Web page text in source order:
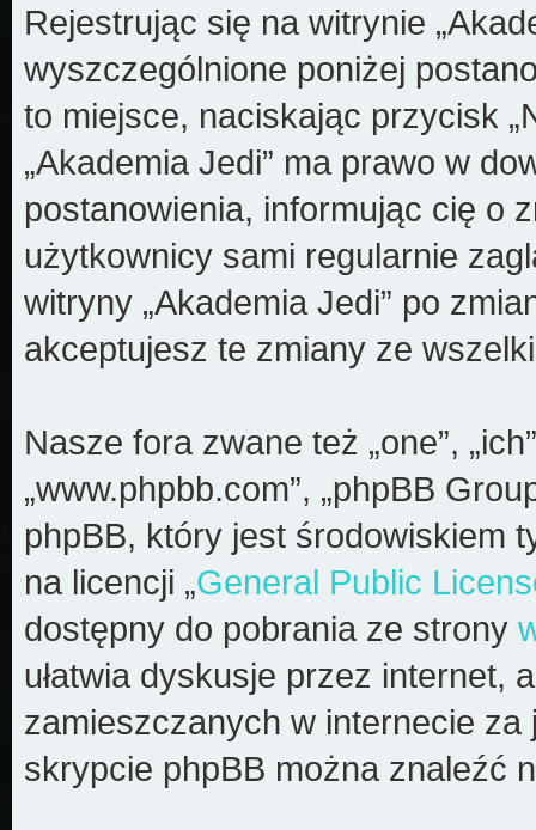
Rejestrując się na witrynie
wyszczególnione poniżej
to miejsce, naciskając przycisk
„Akademia Jedi” ma prawo w
postanowienia, informując cię o
użytkownicy sami regularnie
witryny „Akademia Jedi” po
akceptujesz te zmiany ze
Nasze fora zwane też „one”,
„www.phpbb.com”, „phpBB
phpBB, który jest środowiskiem
na licencji „General Public
dostępny do pobrania ze strony
ułatwia dyskusje przez internet,
zamieszczanych w internecie
skrypcie phpBB można znaleźć